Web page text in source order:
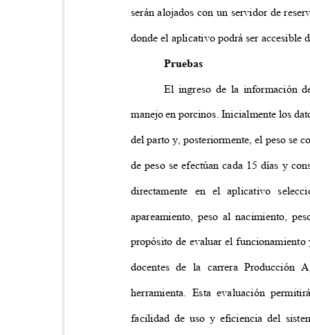
serán alojados con un servidor de
donde el aplicativo podrá ser
Pruebas
El ingreso de la información
manejo en porcinos. Inicialmente los
del parto y, posteriormente, el peso se
de peso se efectúan cada 15 días y
directamente en el aplicativo
apareamiento, peso al nacimiento,
propósito de evaluar el
docentes de la carrera Producción
herramienta. Esta evaluación
facilidad de uso y eficiencia del